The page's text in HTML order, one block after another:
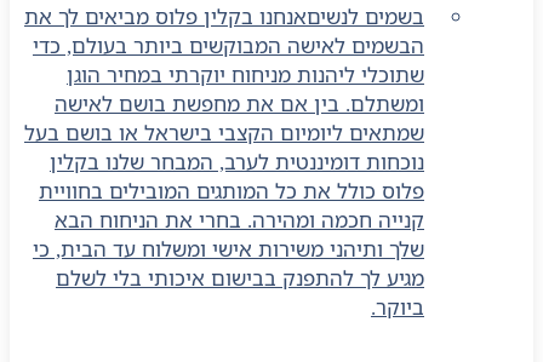
בשמים לנשיםאנחנו בקלין פלוס מביאים לך את
הבשמים לאישה המבוקשים ביותר בעולם, כדי
שתוכלי ליהנות מניחוח יוקרתי במחיר הוגן
ומשתלם. בין אם את מחפשת בושם לאישה
שמתאים ליומיום הקצבי בישראל או בושם בעל
נוכחות דומיננטית לערב, המבחר שלנו בקלין
פלוס כולל את כל המותגים המובילים בחוויית
קנייה חכמה ומהירה. בחרי את הניחוח הבא
שלך ותיהני משירות אישי ומשלוח עד הבית, כי
מגיע לך להתפנק בבישום איכותי בלי לשלם
ביוקר.